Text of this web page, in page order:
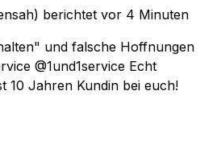
berichtet vor 4 Minuten
und falsche Hoffnungen
@1und1service Echt
10 Jahren Kundin bei euch!